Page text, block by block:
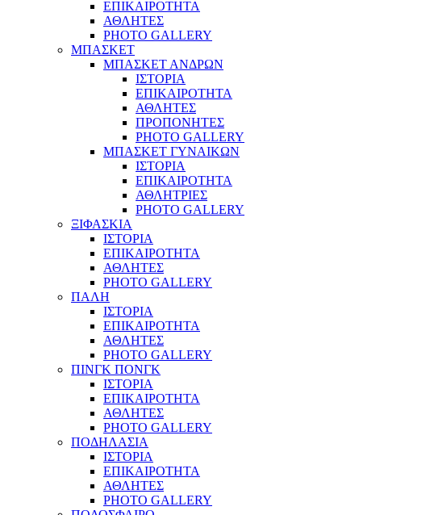
ΕΠΙΚΑΙΡΟΤΗΤΑ
ΑΘΛΗΤΕΣ
PHOTO GALLERY
ΜΠΑΣΚΕΤ
ΜΠΑΣΚΕΤ ΑΝΔΡΩΝ
ΙΣΤΟΡΙΑ
ΕΠΙΚΑΙΡΟΤΗΤΑ
ΑΘΛΗΤΕΣ
ΠΡΟΠΟΝΗΤΕΣ
PHOTO GALLERY
ΜΠΑΣΚΕΤ ΓΥΝΑΙΚΩΝ
ΙΣΤΟΡΙΑ
ΕΠΙΚΑΙΡΟΤΗΤΑ
ΑΘΛΗΤΡΙΕΣ
PHOTO GALLERY
ΞΙΦΑΣΚΙΑ
ΙΣΤΟΡΙΑ
ΕΠΙΚΑΙΡΟΤΗΤΑ
ΑΘΛΗΤΕΣ
PHOTO GALLERY
ΠΑΛΗ
ΙΣΤΟΡΙΑ
ΕΠΙΚΑΙΡΟΤΗΤΑ
ΑΘΛΗΤΕΣ
PHOTO GALLERY
ΠΙΝΓΚ ΠΟΝΓΚ
ΙΣΤΟΡΙΑ
ΕΠΙΚΑΙΡΟΤΗΤΑ
ΑΘΛΗΤΕΣ
PHOTO GALLERY
ΠΟΔΗΛΑΣΙΑ
ΙΣΤΟΡΙΑ
ΕΠΙΚΑΙΡΟΤΗΤΑ
ΑΘΛΗΤΕΣ
PHOTO GALLERY